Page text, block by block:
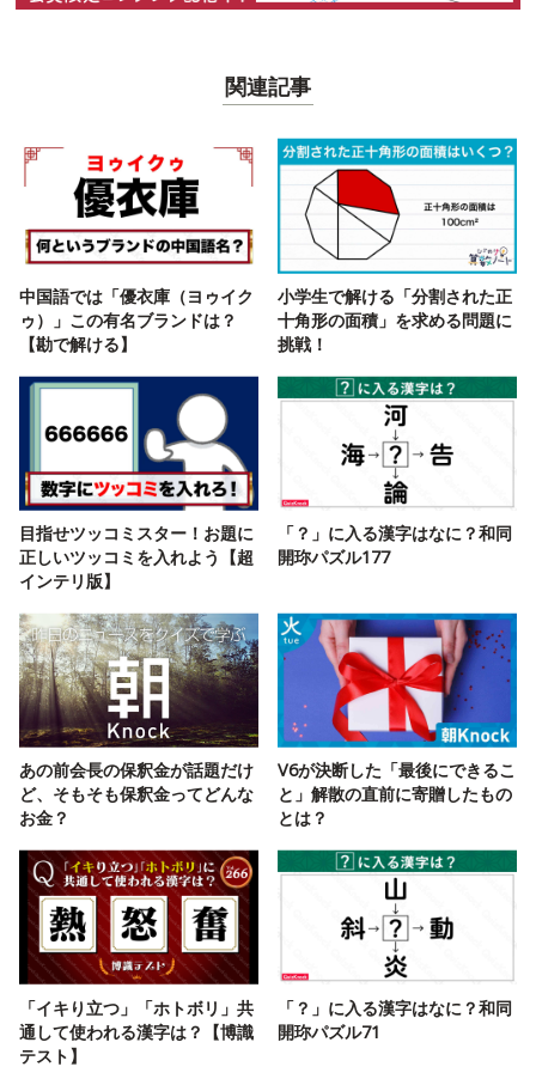
関連記事
中国語では「優衣庫（ヨゥイク
ゥ）」この有名ブランドは？
【勘で解ける】
小学生で解ける「分割された正
十角形の面積」を求める問題に
挑戦！
目指せツッコミスター！お題に
正しいツッコミを入れよう【超
インテリ版】
「？」に入る漢字はなに？和同
開珎パズル177
あの前会長の保釈金が話題だけ
ど、そもそも保釈金ってどんな
お金？
V6が決断した「最後にできるこ
と」解散の直前に寄贈したもの
とは？
「イキり立つ」「ホトボリ」共
通して使われる漢字は？【博識
テスト】
「？」に入る漢字はなに？和同
開珎パズル71